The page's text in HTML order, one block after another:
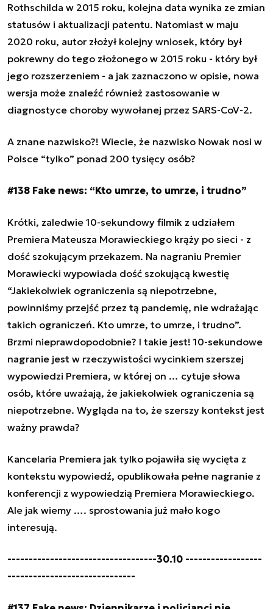
Rothschilda w 2015 roku, kolejna data wynika ze zmian
statusów i aktualizacji patentu. Natomiast w maju
2020 roku, autor złożył kolejny wniosek, który był
pokrewny do tego złożonego w 2015 roku - który był
jego rozszerzeniem - a jak zaznaczono w opisie, nowa
wersja może znaleźć również zastosowanie w
diagnostyce choroby wywołanej przez SARS-CoV-2.
A znane nazwisko?! Wiecie, że nazwisko Nowak nosi w
Polsce “tylko” ponad 200 tysięcy osób?
#138 Fake news: “Kto umrze, to umrze, i trudno”
Krótki, zaledwie 10-sekundowy filmik z udziałem
Premiera Mateusza Morawieckiego krąży po sieci - z
dość szokującym przekazem. Na nagraniu Premier
Morawiecki wypowiada dość szokującą kwestię
“Jakiekolwiek ograniczenia są niepotrzebne,
powinniśmy przejść przez tą pandemię, nie wdrażając
takich ograniczeń. Kto umrze, to umrze, i trudno”.
Brzmi nieprawdopodobnie? I takie jest! 10-sekundowe
nagranie jest w rzeczywistości wycinkiem szerszej
wypowiedzi Premiera, w której on … cytuje słowa
osób, które uważają, że jakiekolwiek ograniczenia są
niepotrzebne. Wygląda na to, że szerszy kontekst jest
ważny prawda?
Kancelaria Premiera jak tylko pojawiła się wycięta z
kontekstu wypowiedź, opublikowała pełne nagranie z
konferencji z wypowiedzią Premiera Morawieckiego.
Ale jak wiemy …. sprostowania już mało kogo
interesują.
-----------------------------------30.10 ------------------
------------------------------